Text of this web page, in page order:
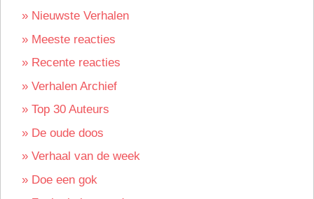
» Nieuwste Verhalen
» Meeste reacties
» Recente reacties
» Verhalen Archief
» Top 30 Auteurs
» De oude doos
» Verhaal van de week
» Doe een gok